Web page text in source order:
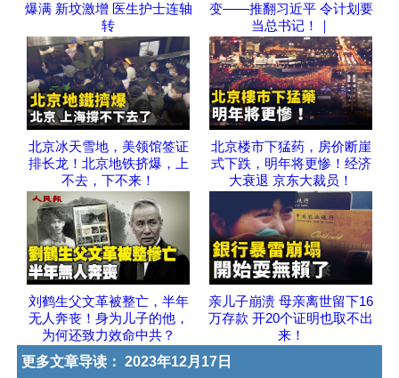
爆满 新坟激增 医生护士连轴
转
变——推翻习近平 令计划要
当总书记！｜
北京冰天雪地，美领馆签证
排长龙！北京地铁挤爆，上
不去，下不来！
北京楼市下猛药，房价断崖
式下跌，明年将更惨！经济
大衰退 京东大裁员！
刘鹤生父文革被整亡，半年
无人奔丧！身为儿子的他，
为何还致力效命中共？
亲儿子崩溃 母亲离世留下16
万存款 开20个证明也取不出
来！
更多文章导读： 2023年12月17日